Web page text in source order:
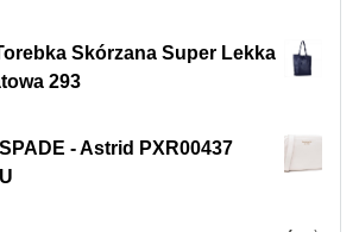
Skórzana Super Lekka
293
- Astrid PXR00437